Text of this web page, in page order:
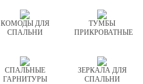
КОМОДЫ ДЛЯ
СПАЛЬНИ
ТУМБЫ
ПРИКРОВАТНЫЕ
СПАЛЬНЫЕ
ГАРНИТУРЫ
ЗЕРКАЛА ДЛЯ
СПАЛЬНИ